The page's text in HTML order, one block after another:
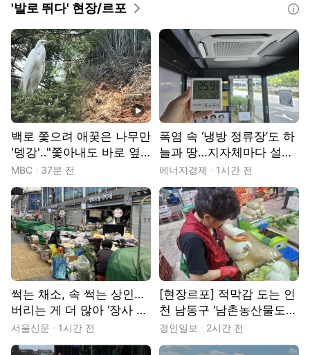
'발로 뛰다' 현장/르포
백로 쫓으려 애꿎은 나무만
'뎅강'‥"쫓아내도 바로 옆
인데‥"
MBC 37분 전
폭염 속 ‘냉방 정류장’도 하
늘과 땅…지자체마다 설치
제각각, 관리는 사각지대
[현장]
에너지경제 1시간 전
썩는 채소, 속 썩는 상인…
버리는 게 더 많아 ‘장사 포
기’
서울신문 1시간 전
[현장르포] 적막감 도는 인
천 남동구 ‘남촌농산물도매
시장’
경인일보 2시간 전